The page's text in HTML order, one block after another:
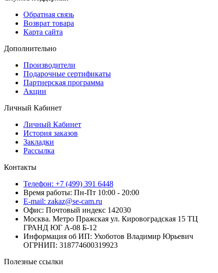
Обратная связь
Возврат товара
Карта сайта
Дополнительно
Производители
Подарочные сертификаты
Партнерская программа
Акции
Личный Кабинет
Личный Кабинет
История заказов
Закладки
Рассылка
Контакты
Телефон: +7 (499) 391 6448
Время работы: Пн-Пт 10:00 - 20:00
E-mail: zakaz@se-cam.ru
Офис: Почтовый индекс 142030
Москва. Метро Пражская ул. Кировоградская 15 ТЦ
ГРАНД ЮГ А-08 Б-12
Информация об ИП: Ухоботов Владимир Юрьевич
ОГРНИП: 318774600319923
Полезные ссылки